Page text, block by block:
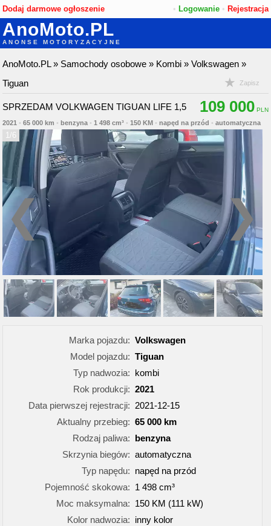
Dodaj darmowe ogłoszenie • Logowanie• Rejestracja
AnoMoto.PL
ANONSE MOTORYZACYJNE
AnoMoto.PL» Samochody osobowe » Kombi »Volkswagen »
Tiguan
Zapisz
SPRZEDAM VOLKWAGEN TIGUAN LIFE 1,5 109 000
2021 •65 000 km •benzyna •1 498 cm³ •150 KM •napęd na przód •automatyczna
1/6
Marka pojazdu: Volkswagen
Model pojazdu: Tiguan
Typ nadwozia: kombi
Rok produkcji: 2021
Data pierwszej rejestracji: 2021-12-15
Aktualny przebieg: 65 000 km
Rodzaj paliwa: benzyna
Skrzynia biegów: automatyczna
Typ napędu: napęd na przód
Pojemność skokowa: 1 498 cm³
Moc maksymalna: 150 KM (111 kW)
Kolor nadwozia: inny kolor